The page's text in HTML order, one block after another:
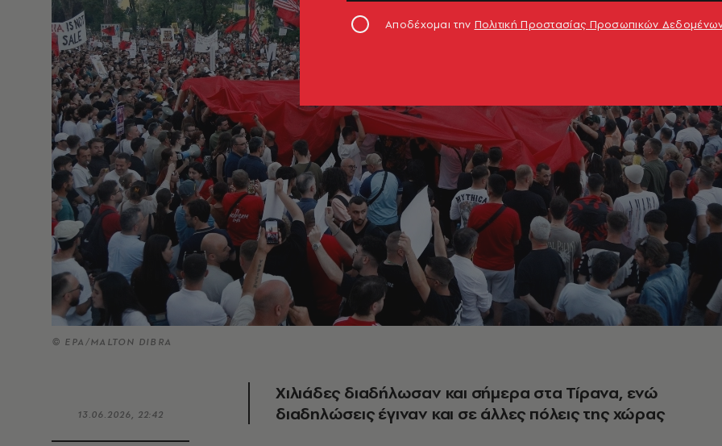
© ΕΡΑ/MALTON DIBRA
13.06.2026, 22:42
Χιλιάδες διαδήλωσαν και σήμερα στα Τίρανα, ενώ
διαδηλώσεις έγιναν και σε άλλες πόλεις της χώρας
Αποδέχομαι την Πολιτική Προστασίας Προσωπικών